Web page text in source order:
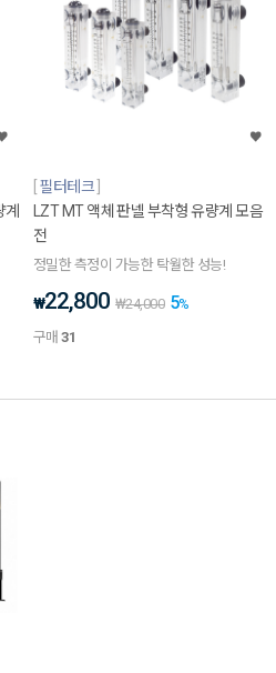
필터테크
LZT MT 액체 판넬 부착형 유량계 모음
전
정밀한 측정이 가능한 탁월한 성능!
₩22,800 ₩24,000 5%
구매31